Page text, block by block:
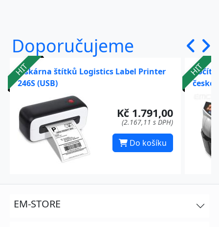
Doporučujeme
HIT
Tiskárna štítků Logistics Label Printer
246S (USB)
Kč 1.791,00
(2.167,11 s DPH)
Do košíku
HIT
české
EM-STORE